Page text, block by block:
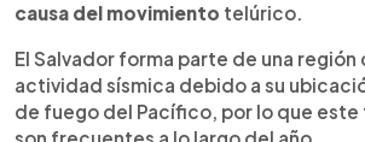
causa del movimiento telúrico.
El Salvador forma parte de una
actividad sísmica debido a su
de fuego del Pacífico, por lo que